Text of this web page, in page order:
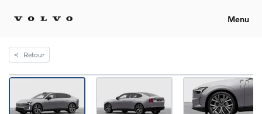
Menu
< Retour